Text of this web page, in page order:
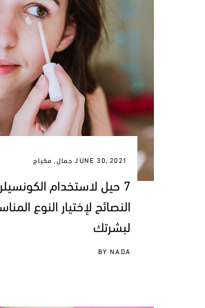
JUNE 30, 2021 جمال مكياج
7 حيل لاستخدام
النصائح لإختيار النوع
لبشرتك
BYNADA